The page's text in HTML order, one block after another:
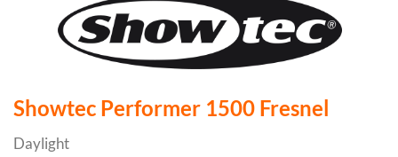
Showtec Performer 1500 Fresnel
Daylight